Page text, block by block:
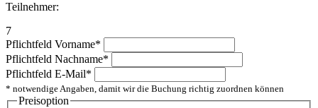
Teilnehmer:
7
Pflichtfeld Vorname*
Pflichtfeld Nachname*
Pflichtfeld E-Mail*
* notwendige Angaben, damit wir die Buchung richtig zuordnen können
Preisoption